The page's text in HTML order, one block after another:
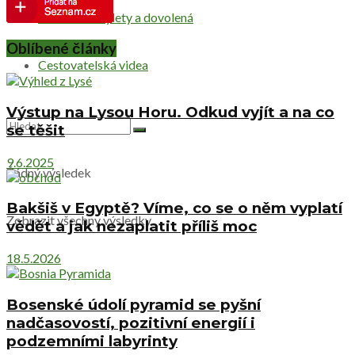
Netradiční výlety a dovolená
Cestovatelská videa
Žádný výsledek
Zobrazit všechny výsledky
Oblíbené články
Výstup na Lysou Horu. Odkud vyjít a na co
se těšit
9.6.2025
Bakšiš v Egyptě? Víme, co se o něm vyplatí
vědět a jak nezaplatit příliš moc
18.5.2026
Bosenské údolí pyramid se pyšní
nadčasovostí, pozitivní energií i
podzemními labyrinty